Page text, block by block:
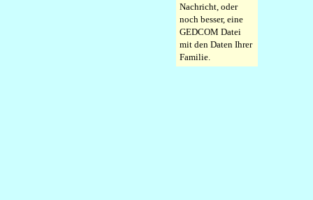
Nachricht, oder
noch besser, eine
GEDCOM Datei
mit den Daten Ihrer
Familie.